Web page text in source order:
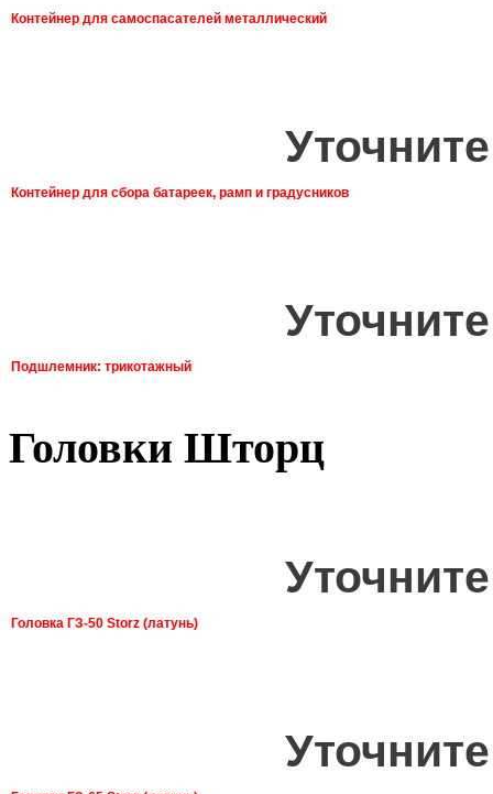
Контейнер для самоспасателей металлический
Контейнер для сбора батареек, рамп и градусников
Подшлемник: трикотажный
Головки Шторц
Головка ГЗ-50 Storz (латунь)